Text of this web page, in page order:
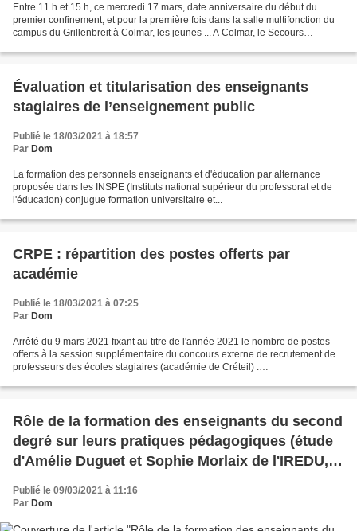
Entre 11 h et 15 h, ce mercredi 17 mars, date anniversaire du début du
premier confinement, et pour la première fois dans la salle multifonction du
campus du Grillenbreit à Colmar, les jeunes ... A Colmar, le Secours
Évaluation et titularisation des enseignants
stagiaires de l’enseignement public
Publié le 18/03/2021 à 18:57
Par Dom
La formation des personnels enseignants et d'éducation par alternance
proposée dans les INSPE (Instituts national supérieur du professorat et de
l'éducation) conjugue formation universitaire et...
CRPE : répartition des postes offerts par
académie
Publié le 18/03/2021 à 07:25
Par Dom
Arrêté du 9 mars 2021 fixant au titre de l'année 2021 le nombre de postes
offerts à la session supplémentaire du concours externe de recrutement de
professeurs des écoles stagiaires (académie de Créteil) :
Rôle de la formation des enseignants du second
degré sur leurs pratiques pédagogiques (étude
d'Amélie Duguet et Sophie Morlaix de l'IREDU,
Publié le 09/03/2021 à 11:16
Par Dom